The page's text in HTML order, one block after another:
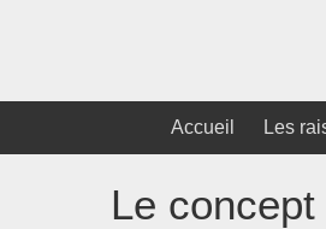
Accueil Les
Le